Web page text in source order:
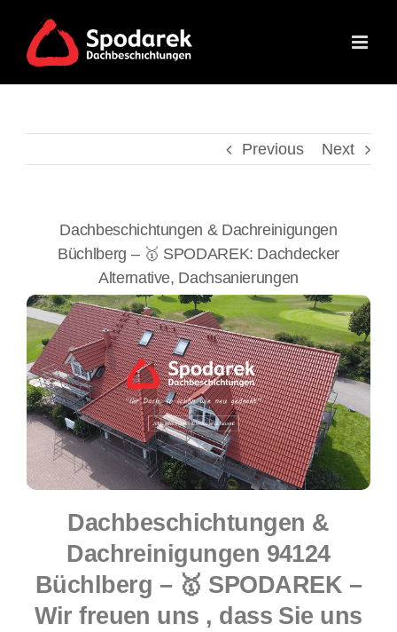
content
Previous Next
Dachbeschichtungen & Dachreinigungen
Büchlberg – 🥇 SPODAREK: Dachdecker
Alternative, Dachsanierungen
Dachbeschichtungen &
Dachreinigungen 94124
Büchlberg – 🥇 SPODAREK –
Wir freuen uns , dass Sie uns